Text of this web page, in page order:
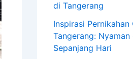
di Tangerang
Inspirasi
Tangerang:
Sepanjang Hari